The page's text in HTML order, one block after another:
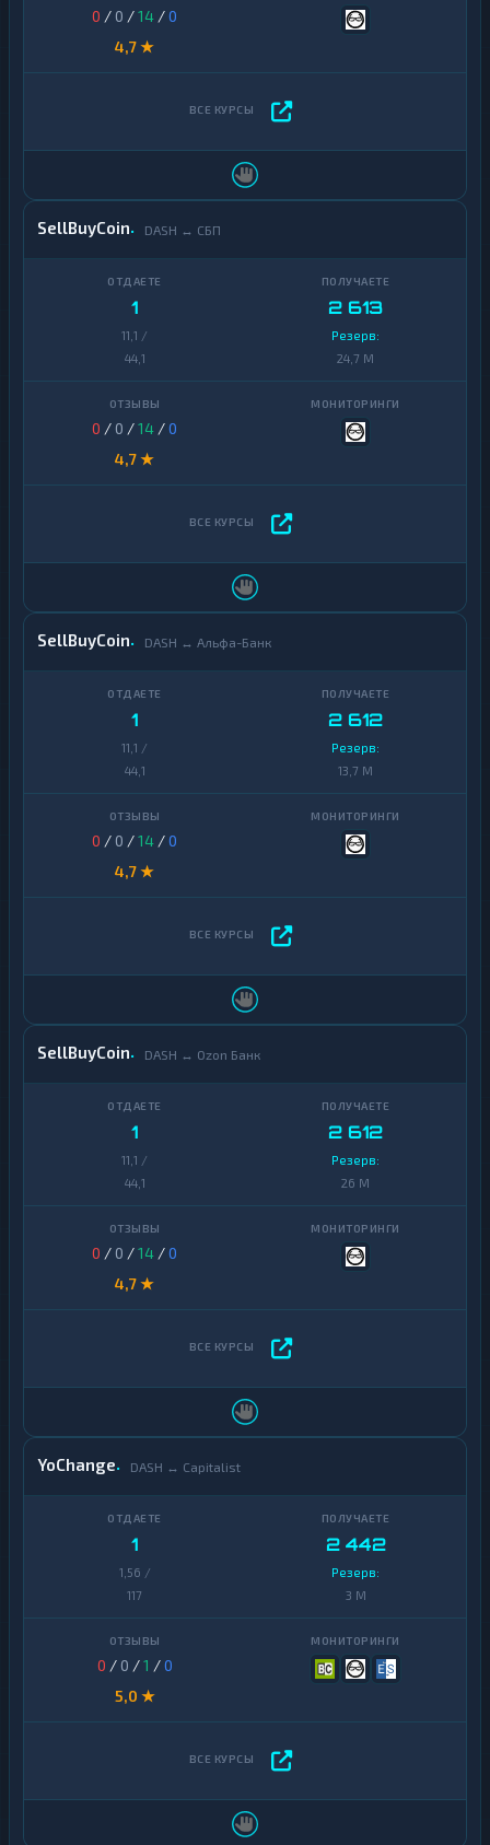
0 / 0 /14 /0
4,7 ★
SellBuyCoin DASH ↔ СБП
1
11,1 /
44,1
2 613
Резерв:
24,7 M
0 / 0 /14 /0
4,7 ★
SellBuyCoin DASH ↔ Альфа-Банк
1
11,1 /
44,1
2 612
Резерв:
13,7 M
0 / 0 /14 /0
4,7 ★
SellBuyCoin DASH ↔ Ozon Банк
1
11,1 /
44,1
2 612
Резерв:
26 M
0 / 0 /14 /0
4,7 ★
YoChange DASH ↔ Capitalist
1
1,56 /
117
2 442
Резерв:
3 M
0 / 0 /1 /0
5,0 ★